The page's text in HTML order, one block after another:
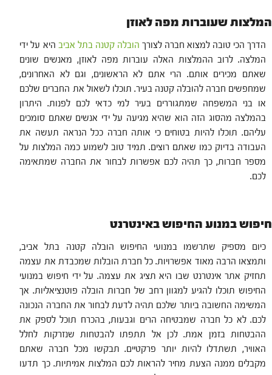
המלצות שעוברות מפה לאוזן
הדרך הכי טובה למצוא חברה לצורך הובלה קטנה בתל אביב היא על ידי
המלצה. לרוב ההמלצות האלה עוברות מפה לאוזן, מאנשים שונים
שאתם מכירים אותם. הרי אתם לא הראשונים, וגם לא האחרונים,
שמחפשים חברה להובלה קטנה בעיר. תוכלו לשאול את החברים שלכם
או בני המשפחה שמתגוררים בעיר למי כדאי לכם לפנות. היתרון
בהמלצה מהסוג הזה הוא שהיא מגיעה על ידי אנשים שאתם סומכים
עליהם. תוכלו להיות בטוחים כי אותה חברה ככל הנראה תעשה את
העבודה בדיוק כמו שאתם רוצים. תמיד טוב לשמוע כמה המלצות על
מספר חברות, כך תהיה לכם אפשרות לבחור את החברה שמתאימה
לכם.
חיפוש במנוע החיפוש באינטרנט
כיום מספיק שתרשמו במנועי החיפוש הובלה קטנה בתל אביב,
ותמצאו הרבה מאוד אפשרויות. כל חברת הובלות שמכבדת את עצמה
תחזיק אתר אינטרנט שבו היא תציג את עצמה. על ידי חיפוש במנועי
החיפוש תוכלו להגיע למגוון רחב של חברות הובלה פוטנציאליות. אך
המשימה החשובה ביותר שלכם תהיה לדעת לבחור את החברה הנכונה
לכם. לא כל חברה שמבטיחה הרים וגבעות, בהכרח תוכל לספק את
ההבטחות בזמן אמת. לכן אל תתפתו להבטחות שנזרקות לחלל
האוויר, תשתדלו להיות יותר פרקטיים. תבקשו מכל חברה שאתם
מקבלים ממנה הצעת מחיר להראות לכם המלצות אמיתיות. כך תדעו